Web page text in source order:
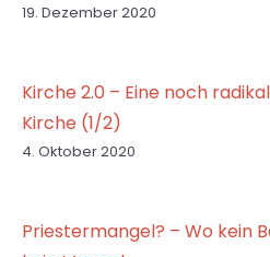
19. Dezember 2020
Kirche 2.0 – Eine noch
Kirche (1/2)
4. Oktober 2020
Priestermangel? – Wo kein